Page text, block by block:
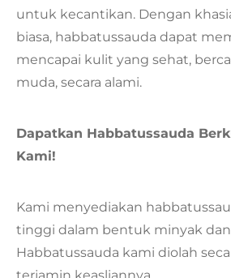
untuk kecantikan. Dengan
biasa, habbatussauda dapat
mencapai kulit yang sehat,
muda, secara alami.
Dapatkan Habbatussauda
Kami!
Kami menyediakan
tinggi dalam bentuk minyak
Habbatussauda kami diolah